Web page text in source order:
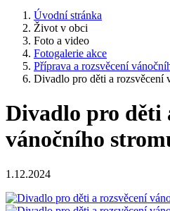
Úvodní stránka
Život v obci
Foto a video
Fotogalerie akce
Příprava a rozsvěcení
Divadlo pro děti a rozsvěcení
Divadlo pro děti
vánočního
1.12.2024